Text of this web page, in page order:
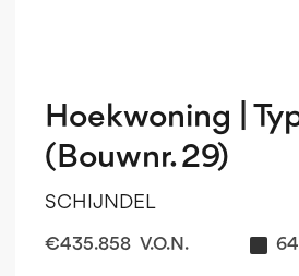
Hoekwoning |
(Bouwnr. 29)
SCHIJNDEL
€435.858 V.O.N. 64